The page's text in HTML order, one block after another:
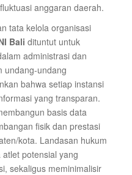
anggaran daerah.
tata kelola organisasi
Bali dituntut untuk
administrasi dan
undang-undang
bahwa setiap instansi
yang transparan.
basis data
fisik dan prestasi
kota. Landasan hukum
potensial yang
sekaligus meminimalisir